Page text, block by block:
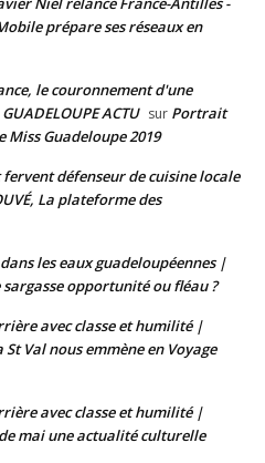
prépare ses réseaux en
le couronnement d'une
ACTU sur Portrait
Miss Guadeloupe 2019
défenseur de cuisine locale
La plateforme des
les eaux guadeloupéennes |
sargasse opportunité ou fléau ?
avec classe et humilité |
St Val nous emmène en Voyage
avec classe et humilité |
mai une actualité culturelle